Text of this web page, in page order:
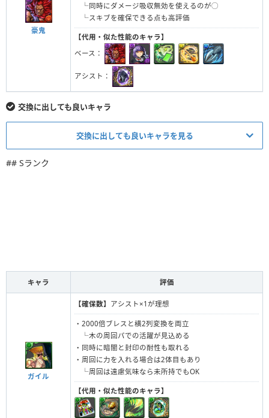
豪鬼
└同時にダメージ吸収無効を使えるのが◯
└スキブを確保できる点も高評価
【代用・似た性能のキャラ】
ベース：
アシスト：
交換に出しても良いキャラ
交換に出しても良いキャラを見る
覚醒幻神・オー
永劫の青龍喚
士・カエデ
宝冠の聖魔王・
パイモン
神月かりん
零龍喚士・ネイ
## Sランク
キャラ 評価
ガイル
【確保数】 アシスト×1が理想
・2000倍ブレスと横2列変換を両立
└木の周回パでの活躍が見込める
・同時に暗闇と封印の耐性も取れる
・周回に力を入れる場合は2体目もあり
└周回は遠慮気味なら未所持でもOK
【代用・似た性能のキャラ】